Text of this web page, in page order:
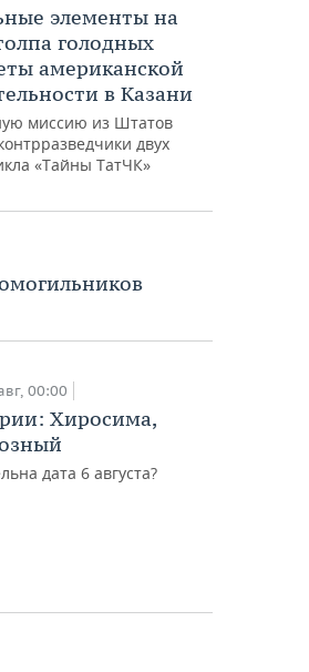
элементы на
голодных
американской
в Казани
миссию из Штатов
двух
«Тайны ТатЧК»
00:00
Хиросима,
дата 6 августа?